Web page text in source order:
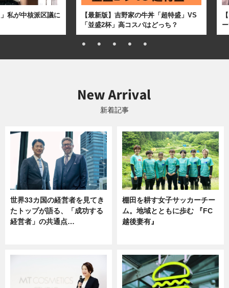
私が中核派区議に
【最新版】吉野家の牛丼「超特盛」VS
「並盛2杯」高コスパはどっち？
新着記事
世界33カ国の経営者を見てき
たトップが語る、「成功する
経営者」の共通点…
棚田を耕す女子サッカーチー
ム。地域とともに歩む 『FC
越後妻有』